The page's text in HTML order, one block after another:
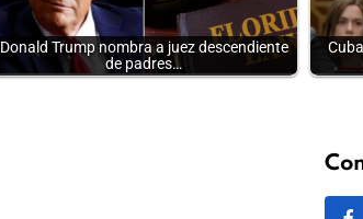
Donald Trump nombra a juez descendiente
de padres…